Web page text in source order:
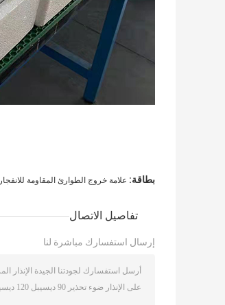
بطاقة: علامة خروج الطوارئ المقاومة للانفجار
تفاصيل الاتصال
إرسال استفسارك مباشرة لنا